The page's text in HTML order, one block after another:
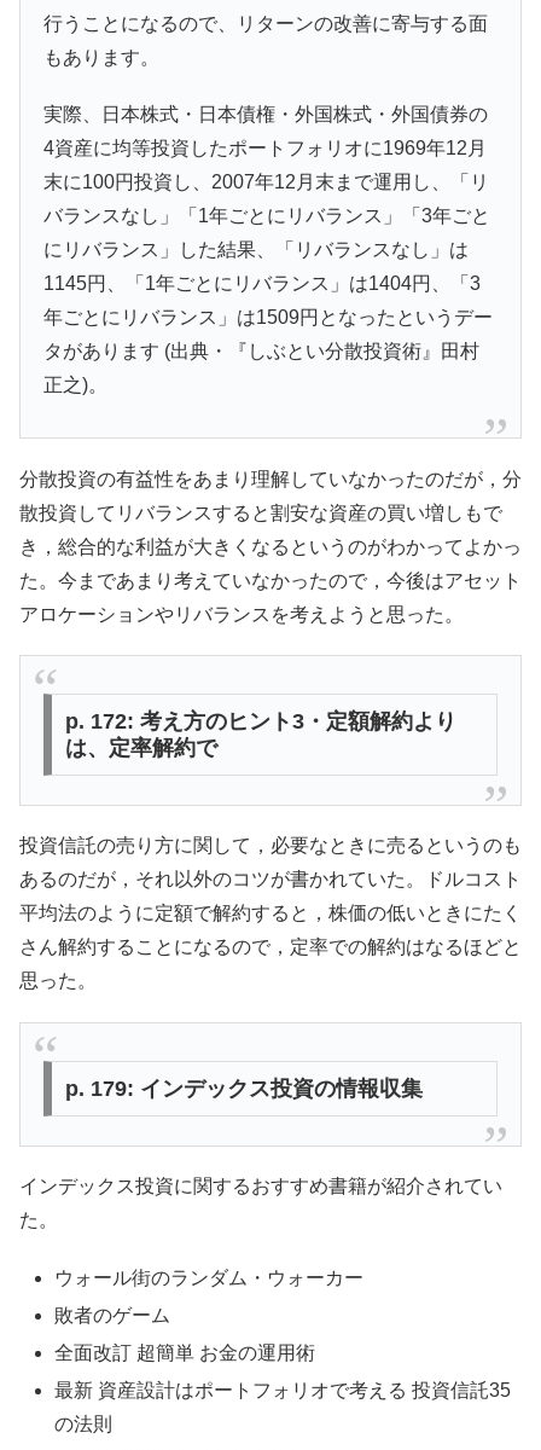
行うことになるので、リターンの改善に寄与する面
もあります。
実際、日本株式・日本債権・外国株式・外国債券の
4資産に均等投資したポートフォリオに1969年12月
末に100円投資し、2007年12月末まで運用し、「リ
バランスなし」「1年ごとにリバランス」「3年ごと
にリバランス」した結果、「リバランスなし」は
1145円、「1年ごとにリバランス」は1404円、「3
年ごとにリバランス」は1509円となったというデー
タがあります (出典・『しぶとい分散投資術』田村
正之)。
分散投資の有益性をあまり理解していなかったのだが，分
散投資してリバランスすると割安な資産の買い増しもで
き，総合的な利益が大きくなるというのがわかってよかっ
た。今まであまり考えていなかったので，今後はアセット
アロケーションやリバランスを考えようと思った。
p. 172: 考え方のヒント3・定額解約より
は、定率解約で
投資信託の売り方に関して，必要なときに売るというのも
あるのだが，それ以外のコツが書かれていた。ドルコスト
平均法のように定額で解約すると，株価の低いときにたく
さん解約することになるので，定率での解約はなるほどと
思った。
p. 179: インデックス投資の情報収集
インデックス投資に関するおすすめ書籍が紹介されてい
た。
ウォール街のランダム・ウォーカー
敗者のゲーム
全面改訂 超簡単 お金の運用術
最新 資産設計はポートフォリオで考える 投資信託35
の法則